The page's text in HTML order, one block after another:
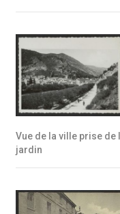
Vue de la ville prise de
jardin